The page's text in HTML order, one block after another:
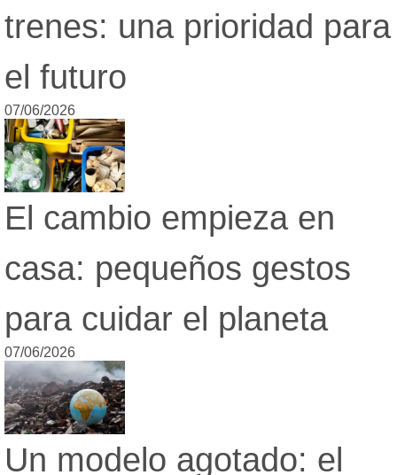
trenes: una prioridad para
el futuro
07/06/2026
El cambio empieza en
casa: pequeños gestos
para cuidar el planeta
07/06/2026
Un modelo agotado: el